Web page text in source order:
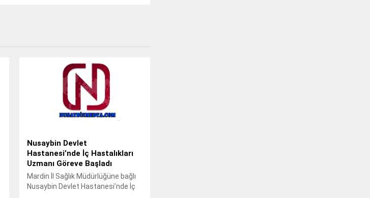
Nusaybin Devlet
Hastanesi’nde İç Hastalıkları
Uzmanı Göreve Başladı
Mardin İl Sağlık Müdürlüğüne bağlı
Nusaybin Devlet Hastanesi’nde İç